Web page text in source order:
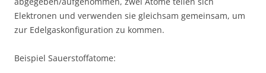
Elektronen und verwenden sie gleichsam gemeinsam, um
zur Edelgaskonfiguration zu kommen.
Beispiel Sauerstoffatome: